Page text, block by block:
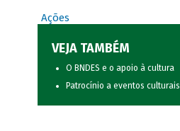
Ações
VEJA TAMBÉM
O BNDES e o apoio à cultura
Patrocínio a eventos culturais